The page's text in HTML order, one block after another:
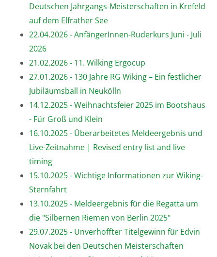
Deutschen Jahrgangs-Meisterschaften in Krefeld
auf dem Elfrather See
22.04.2026 - AnfängerInnen-Ruderkurs Juni - Juli
2026
21.02.2026 - 11. Wilking Ergocup
27.01.2026 - 130 Jahre RG Wiking – Ein festlicher
Jubiläumsball in Neukölln
14.12.2025 - Weihnachtsfeier 2025 im Bootshaus
- Für Groß und Klein
16.10.2025 - Überarbeitetes Meldeergebnis und
Live-Zeitnahme | Revised entry list and live
timing
15.10.2025 - Wichtige Informationen zur Wiking-
Sternfahrt
13.10.2025 - Meldeergebnis für die Regatta um
die "Silbernen Riemen von Berlin 2025"
29.07.2025 - Unverhoffter Titelgewinn für Edvin
Novak bei den Deutschen Meisterschaften